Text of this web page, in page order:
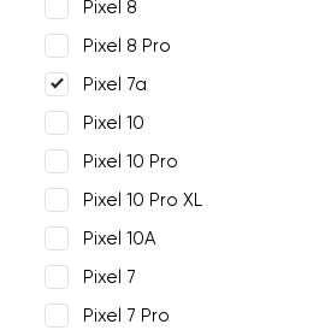
Pixel 8
Pixel 8 Pro
Pixel 7a
Pixel 10
Pixel 10 Pro
Pixel 10 Pro XL
Pixel 10A
Pixel 7
Pixel 7 Pro